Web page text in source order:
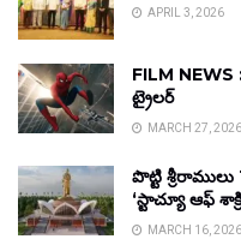
APRIL 3, 2026
FILM NEWS
ట్రైలర్
MARCH 27, 2026
పొట్టి
‘స్టాచ్యూ ఆఫ్
MARCH 16, 2026